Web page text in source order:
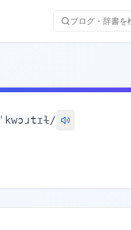
ブログ・辞書を
ˈkwɔɹtɪɫ/